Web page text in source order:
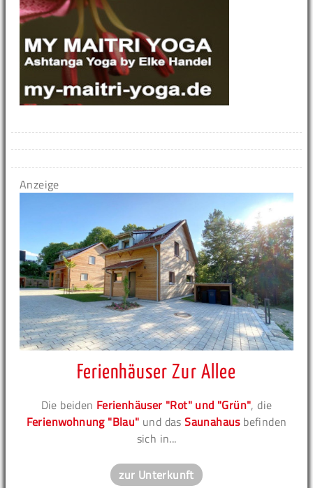
Anzeige
Ferienhäuser Zur Allee
Die beiden Ferienhäuser "Rot" und "Grün", die
Ferienwohnung "Blau" und dasSaunahausbefinden
sich in...
zur Unterkunft